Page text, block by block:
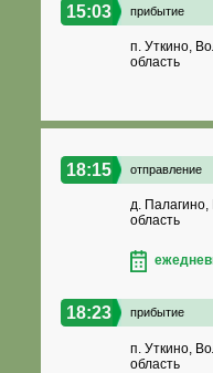
15:03 прибытие
п. Уткино,
область
18:15 отправление
д. Палагино,
область
18:23 прибытие
п. Уткино,
область